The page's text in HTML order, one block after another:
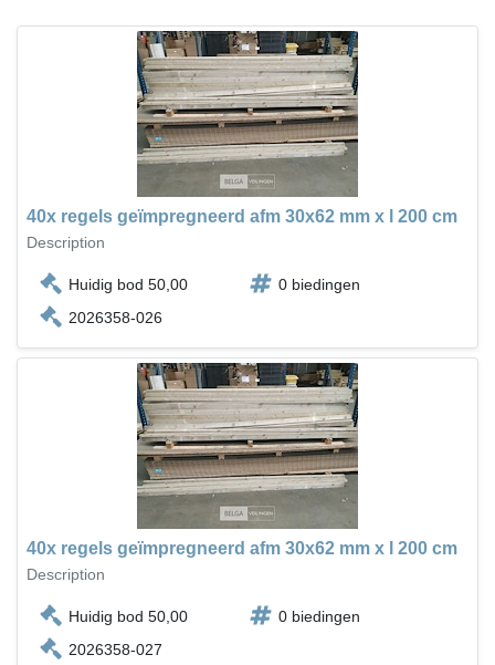
40x regels geïmpregneerd afm 30x62 mm x l 200 cm
Description
Huidig bod 50,00
0 biedingen
2026358-026
40x regels geïmpregneerd afm 30x62 mm x l 200 cm
Description
Huidig bod 50,00
0 biedingen
2026358-027